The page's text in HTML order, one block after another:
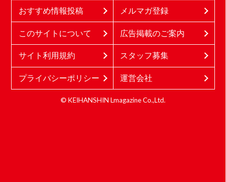
おすすめ情報投稿 メルマガ登録
このサイトについて 広告掲載のご案内
サイト利用規約 スタッフ募集
プライバシーポリシー 運営会社
© KEIHANSHIN Lmagazine Co.,Ltd.